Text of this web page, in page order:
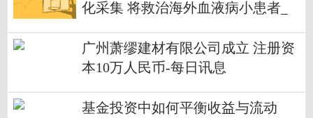
化采集 将救治海外血液病小患者_
广州萧缪建材有限公司成立 注册资
本10万人民币-每日讯息
基金投资中如何平衡收益与流动